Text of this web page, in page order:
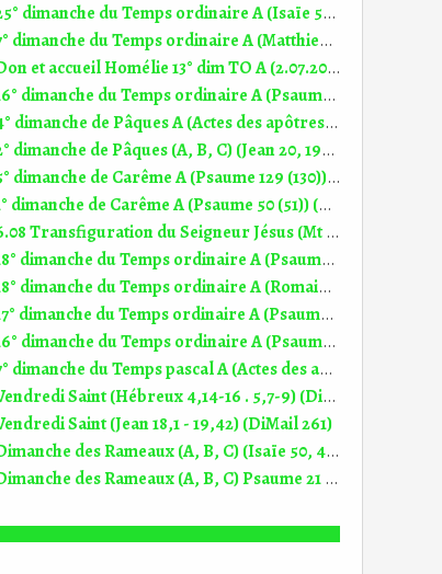
25° dimanche du Temps ordinaire A (Isaïe 55, 6-9) (DiMail 180)
7° dimanche du Temps ordinaire A (Matthieu 5, 38-48) (DiMail 506)
Don et accueil Homélie 13° dim TO A (2.07.2023)
16° dimanche du Temps ordinaire A (Psaume 85 (86)) (DiMail 536)
4° dimanche de Pâques A (Actes des apôtres 2, 14.36-41) (DiMail 163)
2° dimanche de Pâques (A, B, C) (Jean 20, 19-31) (DiMail 15)
5° dimanche de Carême A (Psaume 129 (130)) (DiMail 522)
1° dimanche de Carême A (Psaume 50 (51)) (DiMail 517)
6.08 Transfiguration du Seigneur Jésus (Mt 17, 1-9) (DiMail 644)
18° dimanche du Temps ordinaire A (Psaume 144 (145)) (DiMail 538)
18° dimanche du Temps ordinaire A (Romains 8, 35.37-39) (DiMail 345)
17° dimanche du Temps ordinaire A (Psaume 118 (119)) (DiMail 537)
16° dimanche du Temps ordinaire A (Psaume 85 (86)) (DiMail 536)
7° dimanche du Temps pascal A (Actes des apôtres 1, 1-11) (DiMail 166)
Vendredi Saint (Hébreux 4,14-16 . 5,7-9) (DiMail 454)
Saint (Jean 18,1 - 19,42) (DiMail 261)
Dimanche des Rameaux (A, B, C) (Isaïe 50, 4-7) (DiMail 159)
Dimanche des Rameaux (A, B, C) Psaume 21 (22) (DiMail 318)